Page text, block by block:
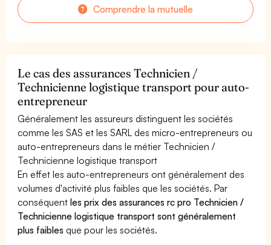
Comprendre la mutuelle
Le cas des assurances Technicien /
Technicienne logistique transport pour auto-
entrepreneur
Généralement les assureurs distinguent les sociétés
comme les SAS et les SARL des micro-entrepreneurs ou
auto-entrepreneurs dans le métier Technicien /
Technicienne logistique transport
En effet les auto-entrepreneurs ont généralement des
volumes d'activité plus faibles que les sociétés. Par
conséquentles prix des assurances rc pro Technicien /
Technicienne logistique transport sont généralement
plus faibles que pour les sociétés.